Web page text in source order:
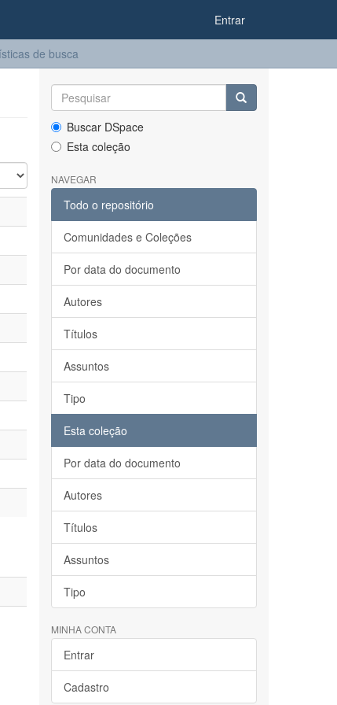
Entrar
de busca
Buscar DSpace
Esta coleção
NAVEGAR
Todo o repositório
Comunidades e Coleções
Por data do documento
Autores
Títulos
Assuntos
Tipo
Esta coleção
Por data do documento
Autores
Títulos
Assuntos
Tipo
MINHA CONTA
Entrar
Cadastro